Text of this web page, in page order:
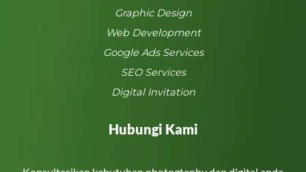
Graphic Design
Web Development
Google Ads Services
SEO Services
Digital Invitation
Hubungi Kami